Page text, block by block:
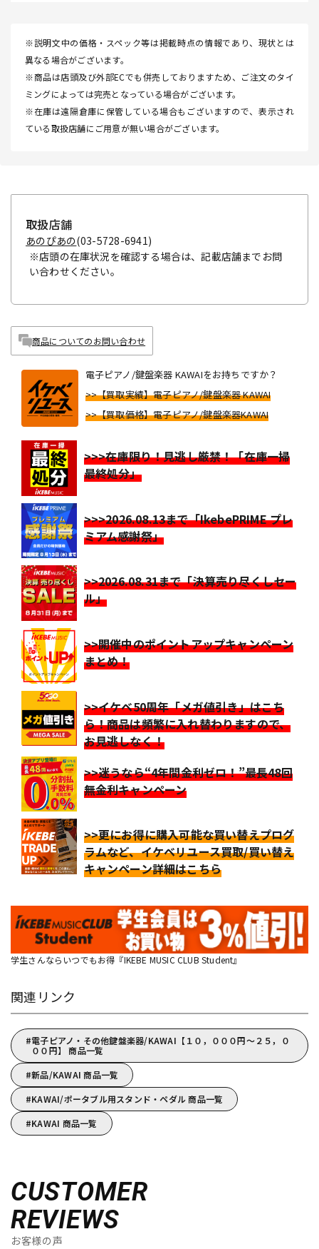
※説明文中の価格・スペック等は掲載時点の情報であり、現状とは
異なる場合がございます。
※商品は店頭及び外部ECでも併売しておりますため、ご注文のタイ
ミングによっては完売となっている場合がございます。
※在庫は遠隔倉庫に保管している場合もございますので、表示され
ている取扱店舗にご用意が無い場合がございます。
取扱店舗
あのぴあの(03-5728-6941)
※店頭の在庫状況を確認する場合は、記載店舗までお問
い合わせください。
商品についてのお問い合わせ
電子ピアノ/鍵盤楽器 KAWAIをお持ちですか？
>>【買取実績】電子ピアノ/鍵盤楽器 KAWAI
>>【買取価格】電子ピアノ/鍵盤楽器KAWAI
>>>在庫限り！見逃し厳禁！「在庫一掃
最終処分」
>>>2026.08.13まで「IkebePRIME プレ
ミアム感謝祭」
>>2026.08.31まで「決算売り尽くしセー
ル」
>>開催中のポイントアップキャンペーン
まとめ！
>>イケベ50周年「メガ値引き」はこち
ら！商品は頻繁に入れ替わりますので、
お見逃しなく！
>>迷うなら“4年間金利ゼロ！”最長48回
無金利キャンペーン
>>更にお得に購入可能な買い替えプログ
ラムなど、イケベリユース買取/買い替え
キャンペーン詳細はこちら
学生さんならいつでもお得『IKEBE MUSIC CLUB Student』
関連リンク
電子ピアノ・その他鍵盤楽器/KAWAI【１０，０００円～２５，０
００円】 商品一覧
新品/KAWAI 商品一覧
KAWAI/ポータブル用スタンド・ペダル 商品一覧
KAWAI 商品一覧
CUSTOMER
REVIEWS
お客様の声